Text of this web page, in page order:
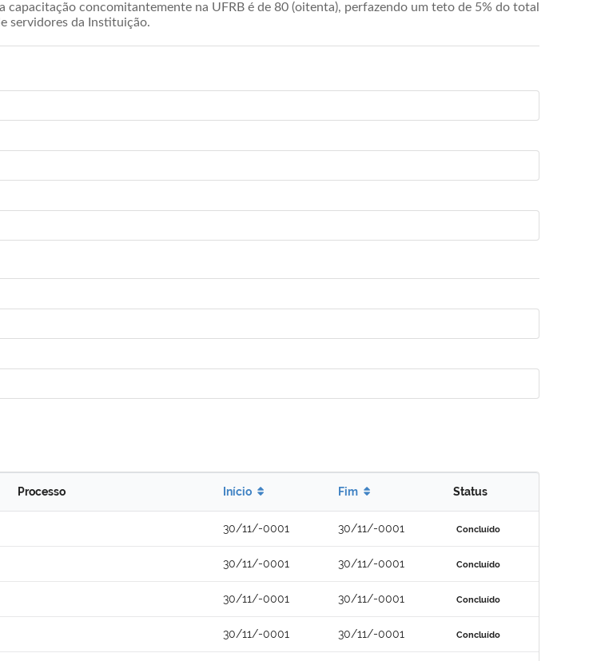
concomitantemente na UFRB é de 80 (oitenta), perfazendo um teto de 5% do total
servidores da Instituição.
Processo Início Fim Status
30/11/-0001 30/11/-0001 Concluído
30/11/-0001 30/11/-0001 Concluído
30/11/-0001 30/11/-0001 Concluído
30/11/-0001 30/11/-0001 Concluído